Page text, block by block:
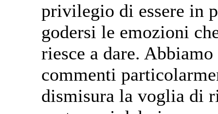
privilegio di essere in
godersi le emozioni
riesce a dare.
commenti
dismisura la voglia di